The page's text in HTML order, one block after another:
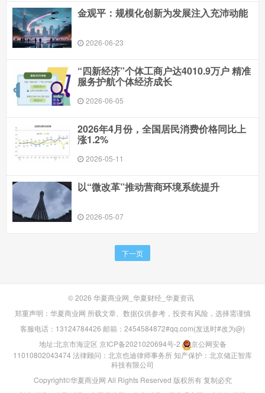
金观平：规模化创新为发展注入充沛动能
2026-06-23
“四新经济”个体工商户达4010.9万户 精准
服务护航个体经济成长
2026-06-05
2026年4月份，全国居民消费价格同比上
涨1.2%
2026-05-11
以“微改革”推动营商环境系统提升
2026-05-07
下一页
© 2026 华夏商业网_华夏财经_华夏资讯
郑重声明：华夏商业网 所载文章、数据仅供参考，投资有风险，选择需谨慎
客服电话：13124784426 邮箱：2454584872#qq.com(发送时#改为@)
地址:北京市海淀区 京ICP备2021020694号-2
京公网安备
11010802043474 法律顾问：北京也迪律师事务所知产保护：北京储正智库
科技有限公司
Copyright©华夏商业网 All Rights Reserved 版权所有 复制必究